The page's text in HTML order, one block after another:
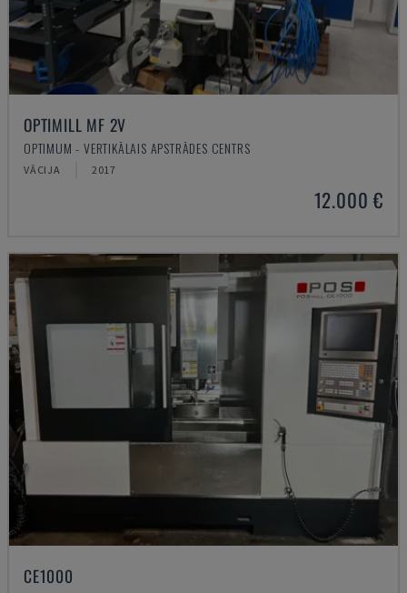
OPTIMILL MF 2V
OPTIMUM - VERTIKĀLAIS APSTRĀDES CENTRS
VĀCIJA 2017
12.000 €
CE1000